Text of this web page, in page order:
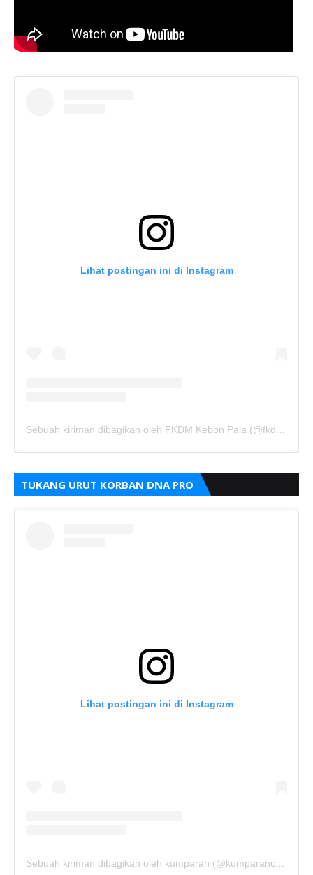
Lihat postingan ini di Instagram
Sebuah kiriman dibagikan oleh FKDM Kebon Pala (@fkdm_kebonpala)
TUKANG URUT KORBAN DNA PRO
Lihat postingan ini di Instagram
Sebuah kiriman dibagikan oleh kumparan (@kumparancom)